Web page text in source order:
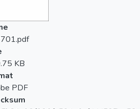
KB
PDF